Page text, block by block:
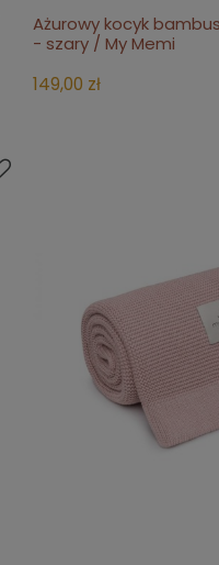
do
Ażurowy kocyk
- szary / My Memi
149,00 zł